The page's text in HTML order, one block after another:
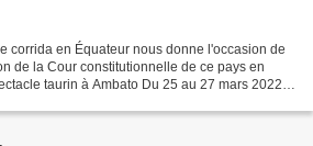
corrida en Équateur nous donne l'occasion de
de la Cour constitutionnelle de ce pays en
taurin à Ambato Du 25 au 27 mars 2022